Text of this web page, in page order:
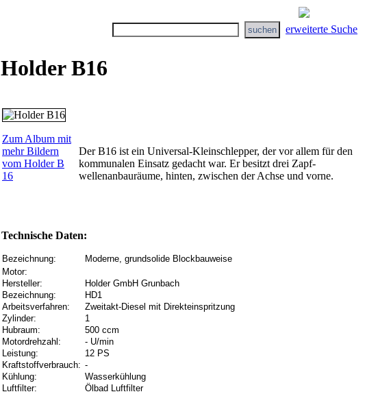
erweiterte Suche
Holder B16
Zum Album mit
mehr Bildern
vom Holder B
16
Der B16 ist ein Universal-Kleinschlepper, der vor allem für den
kommunalen Einsatz gedacht war. Er besitzt drei Zapf-
wellenanbauräume, hinten, zwischen der Achse und vorne.
Technische Daten:
Bezeichnung:
Moderne, grundsolide Blockbauweise
Motor:
Hersteller:
Holder GmbH Grunbach
Bezeichnung:
HD1
Arbeitsverfahren:
Zweitakt-Diesel mit Direkteinspritzung
Zylinder:
1
Hubraum:
500 ccm
Motordrehzahl:
- U/min
Leistung:
12 PS
Kraftstoffverbrauch: -
Kühlung:
Wasserkühlung
Luftfilter:
Ölbad Luftfilter